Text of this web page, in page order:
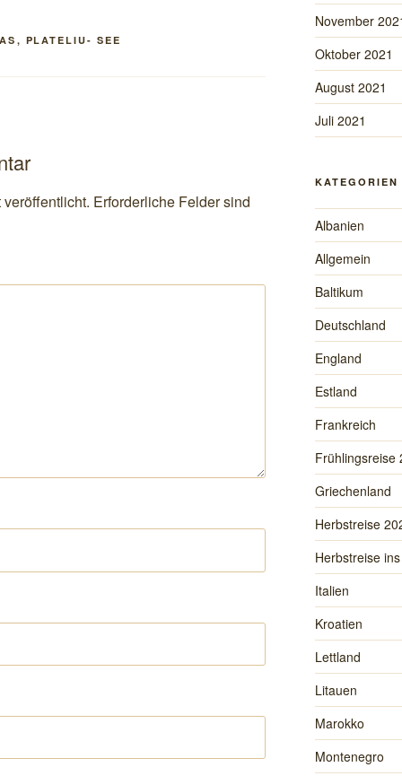
, PLATELIU- SEE
Erforderliche Felder sind
November
Oktober 2021
August 2021
Juli 2021
KATEGORIEN
Albanien
Allgemein
Baltikum
Deutschland
England
Estland
Frankreich
Frühlingsreise
Griechenland
Herbstreise
Herbstreise
Italien
Kroatien
Lettland
Litauen
Marokko
Montenegro